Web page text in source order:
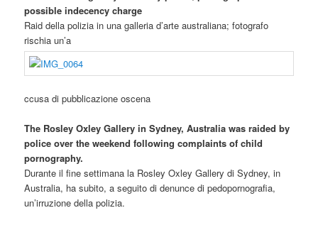
possible indecency charge
Raid della polizia in una galleria d’arte australiana; fotografo
rischia un’a
ccusa di pubblicazione oscena
The Rosley Oxley Gallery in Sydney, Australia was raided by
police over the weekend following complaints of child
pornography.
Durante il fine settimana la Rosley Oxley Gallery di Sydney, in
Australia, ha subito, a seguito di denunce di pedopornografia,
un’irruzione della polizia.